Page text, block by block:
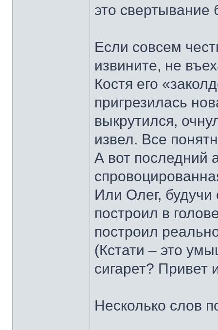
это
Если совсем
извините, не
Костя его
пригрезилась
выкрутился,
извел. Все
А вот последний
Или Олег,
построил в
построил
(Кстати – это
сигарет? Привет
Несколько слов